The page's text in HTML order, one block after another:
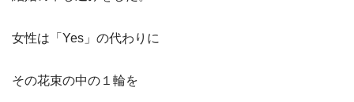
女性は「Yes」の代わりに
その花束の中の１輪を